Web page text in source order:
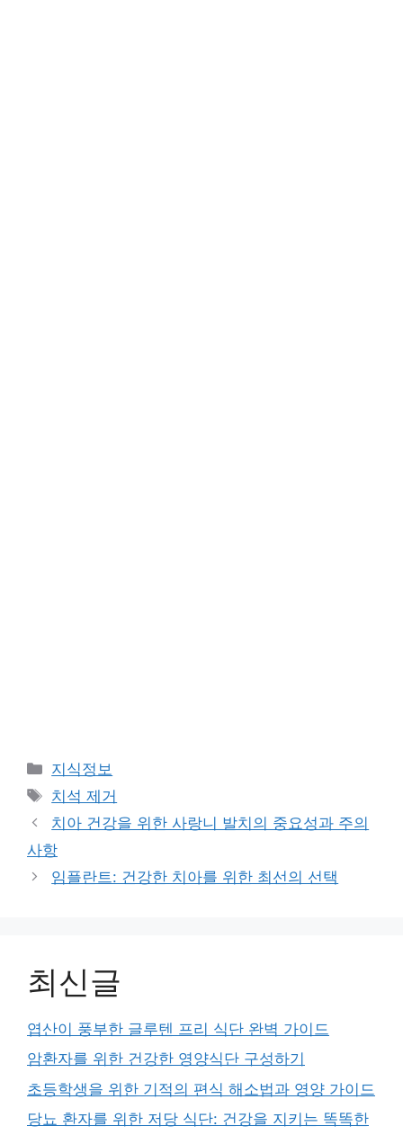
Categories
지식정보
Tags
치석 제거
치아 건강을 위한 사랑니 발치의 중요성과 주의
사항
임플란트: 건강한 치아를 위한 최선의 선택
최신글
엽산이 풍부한 글루텐 프리 식단 완벽 가이드
암환자를 위한 건강한 영양식단 구성하기
초등학생을 위한 기적의 편식 해소법과 영양 가이드
당뇨 환자를 위한 저당 식단: 건강을 지키는 똑똑한